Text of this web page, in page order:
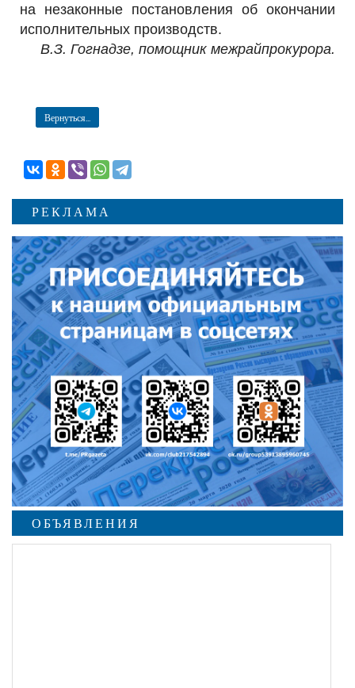
на незаконные постановления об окончании
исполнительных производств.
В.З. Гогнадзе, помощник межрайпрокурора.
Вернуться...
РЕКЛАМА
ОБЪЯВЛЕНИЯ